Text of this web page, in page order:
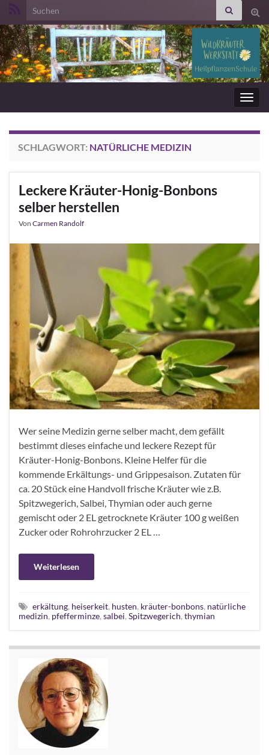
Search for:
SCHLAGWORT: NATÜRLICHE MEDIZIN
Leckere Kräuter-Honig-Bonbons
selber herstellen
Von Carmen Randolf
Wer seine Medizin gerne selber macht, dem gefällt
bestimmt dieses einfache und leckere Rezept für
Kräuter-Honig-Bonbons. Kleine Helfer für die
kommende Erkältungs- und Grippesaison. Zutaten für
ca. 20 Stück eine Handvoll frische Kräuter wie z.B.
Spitzwegerich, Salbei, Thymian oder auch gerne
gemischt oder 2 EL getrocknete Kräuter 100 g weißen
Zucker oder Rohrohrzucker 2 EL …
Weiterlesen
erkältung, heiserkeit, husten, kräuter-bonbons, natürliche
medizin, pfefferminze, salbei, Spitzwegerich, thymian